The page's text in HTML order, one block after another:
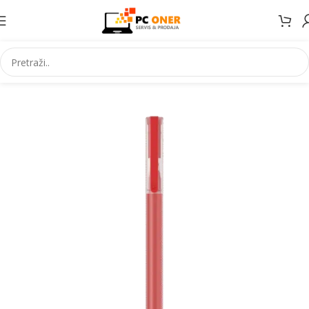
Početna Ostalo